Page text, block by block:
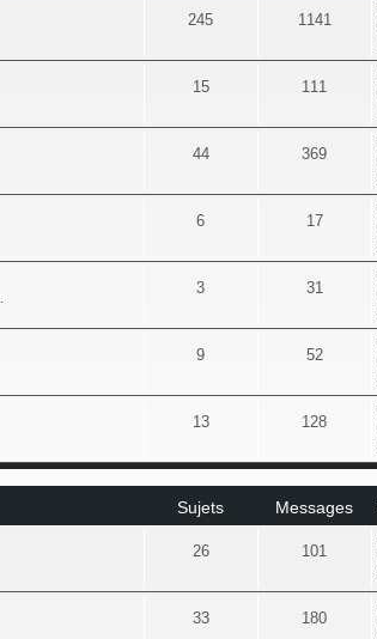
245 1141
15 111
44 369
6 17
3 31
9 52
13 128
Sujets Messages
26 101
33 180